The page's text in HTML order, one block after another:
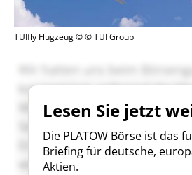
TUIfly Flugzeug © © TUI Group
Lesen Sie jetzt
Die PLATOW Börse ist das
Briefing für deutsche,
Aktien.